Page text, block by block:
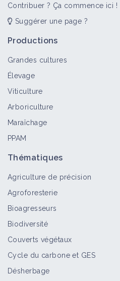
Contribuer ? Ça commence ici !
Suggérer une page ?
Productions
Grandes cultures
Élevage
Viticulture
Arboriculture
Maraîchage
PPAM
Thématiques
Agriculture de précision
Agroforesterie
Bioagresseurs
Biodiversité
Couverts végétaux
Cycle du carbone et GES
Désherbage